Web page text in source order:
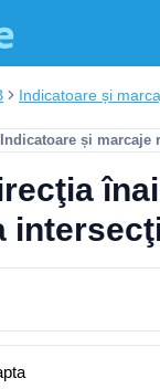
Indicatoare și
Indicatoare și marcaje